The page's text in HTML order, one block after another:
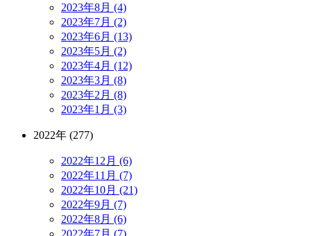
2023年8月 (4)
2023年7月 (2)
2023年6月 (13)
2023年5月 (2)
2023年4月 (12)
2023年3月 (8)
2023年2月 (8)
2023年1月 (3)
2022年 (277)
2022年12月 (6)
2022年11月 (7)
2022年10月 (21)
2022年9月 (7)
2022年8月 (6)
2022年7月 (7)